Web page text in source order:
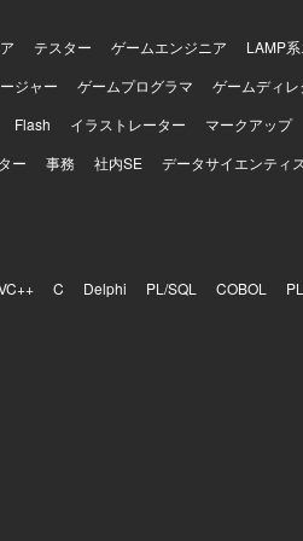
テスター ゲームエンジニア LAMP
ジャー
ゲームプログラマ ゲームディレ
Flash
イラストレーター マークアップ
ー
事務 社内SE データサイエンティ
C Delphi PL/SQL COBOL